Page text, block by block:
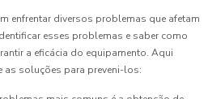
enfrentar diversos problemas que afetam
esses problemas e saber como
a eficácia do equipamento. Aqui
soluções para preveni-los: